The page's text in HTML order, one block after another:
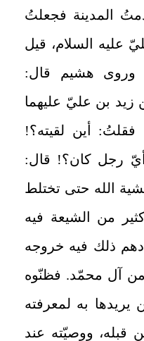
المدينة فجعلتُ
عليه السلام، قيل
وروى هشيم قال:
بن عليّ عليهما
فقلتُ: أين لقيته؟!
رجل كان؟! قال:
الله حتى تختلط
من الشيعة فيه
ذلك فيه خروجه
من آل محمّد. فظنّوه
يريدها به لمعرفته
قبله، ووصيّته عند